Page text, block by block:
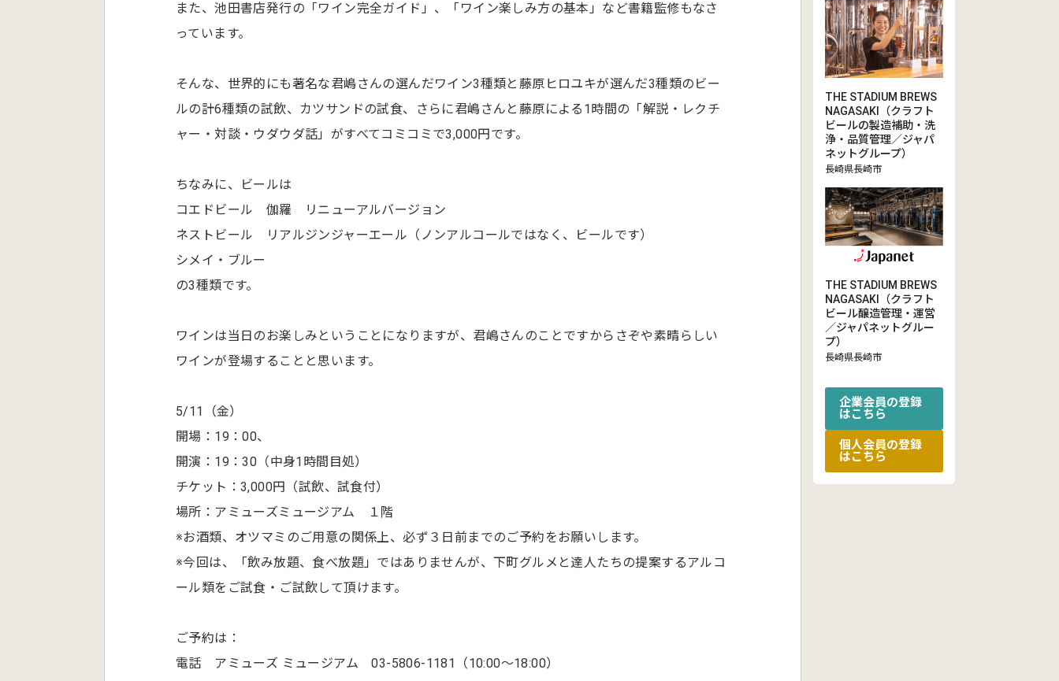
また、池田書店発行の「ワイン完全ガイド」、「ワイン楽しみ方の基本」など書籍監修もなさ
っています。
そんな、世界的にも著名な君嶋さんの選んだワイン3種類と藤原ヒロユキが選んだ3種類のビー
ルの計6種類の試飲、カツサンドの試食、さらに君嶋さんと藤原による1時間の「解説・レクチ
ャー・対談・ウダウダ話」がすべてコミコミで3,000円です。
ちなみに、ビールは
コエドビール 伽羅 リニューアルバージョン
ネストビール リアルジンジャーエール（ノンアルコールではなく、ビールです）
シメイ・ブルー
の3種類です。
ワインは当日のお楽しみということになりますが、君嶋さんのことですからさぞや素晴らしい
ワインが登場することと思います。
5/11（金）
開場：19：00、
開演：19：30（中身1時間目処）
チケット：3,000円（試飲、試食付）
場所：アミューズミュージアム １階
※お酒類、オツマミのご用意の関係上、必ず３日前までのご予約をお願いします。
※今回は、「飲み放題、食べ放題」ではありませんが、下町グルメと達人たちの提案するアルコ
ール類をご試食・ご試飲して頂けます。
ご予約は：
電話 アミューズ ミュージアム 03-5806-1181（10:00～18:00）
THE STADIUM BREWS
NAGASAKI（クラフト
ビールの製造補助・洗
浄・品質管理／ジャパ
ネットグループ）
長崎県長崎市
THE STADIUM BREWS
NAGASAKI（クラフト
ビール醸造管理・運営
／ジャパネットグルー
プ）
長崎県長崎市
企業会員の登録
はこちら
個人会員の登録
はこちら